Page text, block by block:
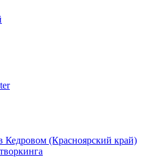
Кедровом (Красноярский край)